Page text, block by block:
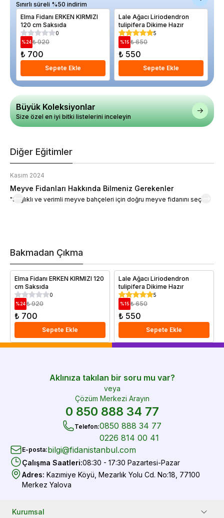
Sınırlı süreli %50 indirim
Elma Fidanı ERKEN KIRMIZI
120 cm Saksıda
0
%24 ₺ 920
₺ 700
Sepete Ekle
Lale Ağacı Liriodendron
tulipifera Dikime Hazır
5
%15 ₺ 650
₺ 550
Sepete Ekle
Büyük Koleksiyonlar
Size özel en iyi bitki listelerini inceleyin
Diğer Eğitimler
Kasım 2024
Meyve Fidanları Hakkında Bilmeniz Gerekenler
"Sağlıklı ve verimli meyve bahçeleri için doğru meyve fidanını seçin."
Bakmadan Çıkma
Elma Fidanı ERKEN KIRMIZI 120
cm Saksıda
0
%24 ₺ 920
₺ 700
Sepete Ekle
Lale Ağacı Liriodendron
tulipifera Dikime Hazır
5
%15 ₺ 650
₺ 550
Sepete Ekle
Aklınıza takılan bir soru mu var?
veya
Çözüm Merkezi Arayın
0 850 888 34 77
Telefon:0850 888 34 77
0226 814 00 41
E-posta:bilgi@fidanistanbul.com
Çalışma Saatleri:08:30 - 17:30 Pazartesi-Pazar
Adres: Kazımiye Köyü, Mezarlık Yolu Cd. No:18, 77100
Merkez Yalova
Kurumsal